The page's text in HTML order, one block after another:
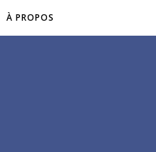
À PROPOS